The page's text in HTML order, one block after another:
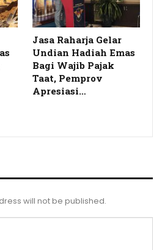
Jasa Raharja Gelar
Undian Hadiah Emas
Bagi Wajib Pajak
Taat, Pemprov
Apresiasi…
will not be published.